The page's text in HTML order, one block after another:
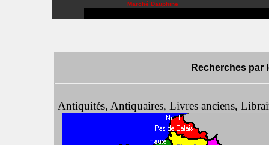
Marché Dauphine
Recherches par
Antiquités, Antiquaires, Livres anciens,